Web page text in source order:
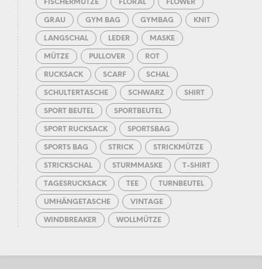
FISCHERMÜTZE FLORAL FLOWER
GRAU GYM BAG GYMBAG KNIT
LANGSCHAL LEDER MASKE
MÜTZE PULLOVER ROT
RUCKSACK SCARF SCHAL
SCHULTERTASCHE SCHWARZ SHIRT
SPORT BEUTEL SPORTBEUTEL
SPORT RUCKSACK SPORTSBAG
SPORTS BAG STRICK STRICKMÜTZE
STRICKSCHAL STURMMASKE T-SHIRT
TAGESRUCKSACK TEE TURNBEUTEL
UMHÄNGETASCHE VINTAGE
WINDBREAKER WOLLMÜTZE